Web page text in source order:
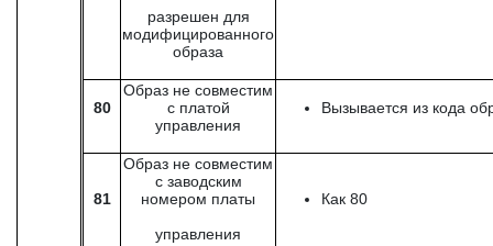
разрешен для
модифицированного
образа
80
Образ не совместим
с платой
управления
Вызывается из кода
81
Образ не совместим
с заводским
номером платы
управления
Как 80